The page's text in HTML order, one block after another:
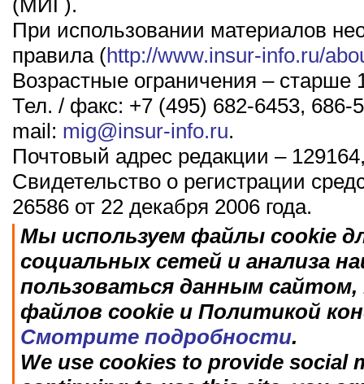
(МИГ).
При использовании материалов
правила (http://www.insur-info.ru/
Возрастные ограничения – старше
Тел. / факс: +7 (495) 682-6453, 686-
mail: mig@insur-info.ru.
Почтовый адрес редакции –
Свидетельство о регистрации
26586 от 22 декабря 2006 года.
Мы используем файлы cookie
социальных сетей и анализа
пользоваться данным
файлов cookie и Политикой
Смотрите подробности.
We use cookies to provide social